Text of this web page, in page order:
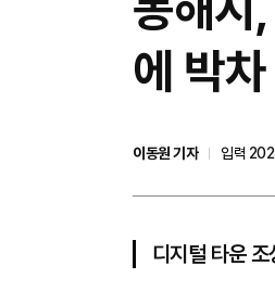
에 박차
이동원 기자
입력
디지털 타운